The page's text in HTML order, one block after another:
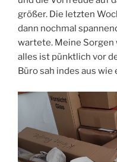
größer. Die letzten
dann nochmal
wartete. Meine Sorgen
alles ist pünktlich vor
Büro sah indes aus wie